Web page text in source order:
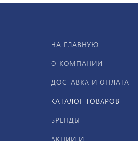
НА ГЛАВНУЮ
О КОМПАНИИ
ДОСТАВКА И ОПЛАТА
КАТАЛОГ ТОВАРОВ
БРЕНДЫ
АКЦИИ И